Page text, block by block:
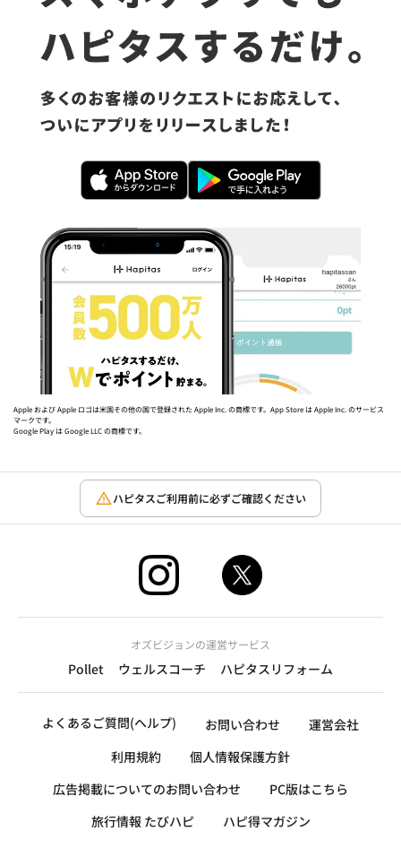
Apple および Apple ロゴは米国その他の国で登録された Apple Inc. の商標です。App Store は Apple Inc. のサービス
マークです。
Google Play は Google LLC の商標です。
ハピタスご利用前に必ずご確認ください
オズビジョンの運営サービス
Pollet ウェルスコーチ ハピタスリフォーム
よくあるご質問(ヘルプ) お問い合わせ
運営会社
利用規約
個人情報保護方針
広告掲載についてのお問い合わせ
PC版はこちら
旅行情報 たびハピ
ハピ得マガジン